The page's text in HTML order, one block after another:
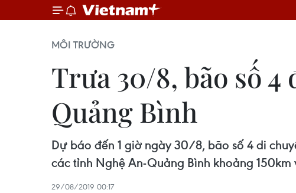
MÔI TRƯỜNG
Trưa 30/8, bão số
Quảng Bình
Dự báo đến 1 giờ ngày 30/8, bão số 4 di
các tỉnh Nghệ An-Quảng Bình khoảng
29/08/2019 00:17